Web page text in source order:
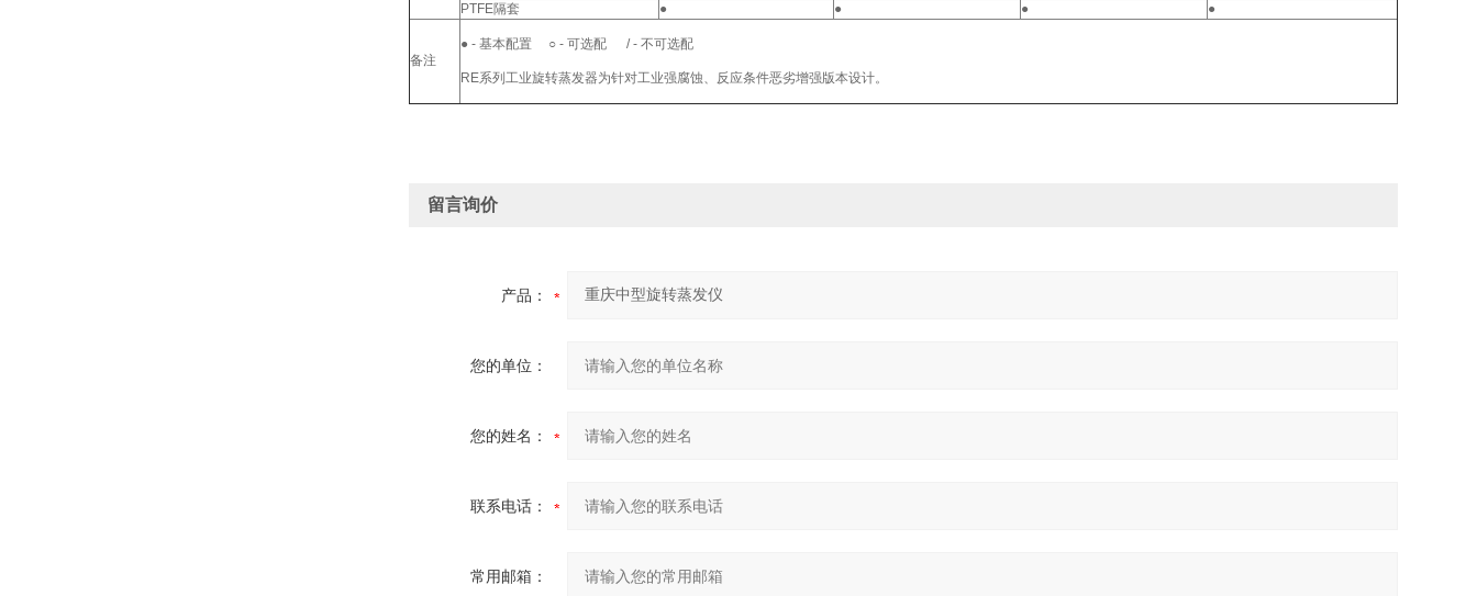
PTFE隔套
● ● ● ●
备注
● - 基本配置 ○ - 可选配 / - 不可选配
RE系列工业旋转蒸发器为针对工业强腐蚀、反应条件恶劣增强版本设计。
留言询价
产品：
您的单位：
您的姓名：
联系电话：
常用邮箱：